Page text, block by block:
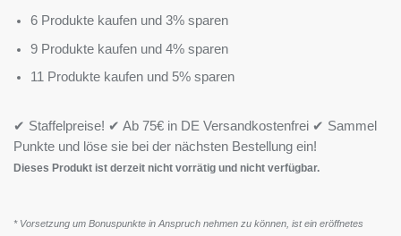
6 Produkte kaufen und 3% sparen
9 Produkte kaufen und 4% sparen
11 Produkte kaufen und 5% sparen
✔ Staffelpreise! ✔ Ab 75€ in DE Versandkostenfrei ✔ Sammel
Punkte und löse sie bei der nächsten Bestellung ein!
Dieses Produkt ist derzeit nicht vorrätig und nicht verfügbar.
* Vorsetzung um Bonuspunkte in Anspruch nehmen zu können, ist ein eröffnetes